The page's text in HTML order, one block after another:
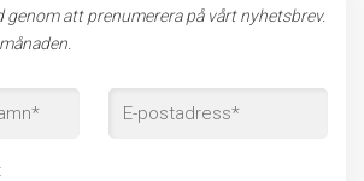
genom att prenumerera på vårt nyhetsbrev.